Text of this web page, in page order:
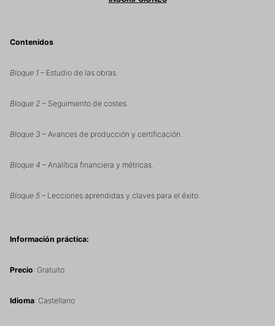
Contenidos
Bloque 1 – Estudio de las obras.
Bloque 2 – Seguimiento de costes.
Bloque 3 – Avances de producción y certificación.
Bloque 4 – Analítica financiera y métricas.
Bloque 5 –Lecciones aprendidas y claves para el éxito.
Información práctica:
Precio: Gratuito
Idioma: Castellano